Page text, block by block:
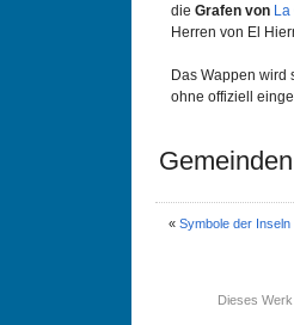
die Grafen von
Herren von El
Das Wappen wird
ohne offiziell
« Symbole der Inseln
Dieses